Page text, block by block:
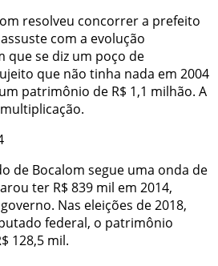
resolveu concorrer a prefeito
com a evolução
se diz um poço de
que não tinha nada em 2004
patrimônio de R$ 1,1 milhão. A
de Bocalom segue uma onda de
ter R$ 839 mil em 2014,
Nas eleições de 2018,
federal, o patrimônio
128,5 mil.